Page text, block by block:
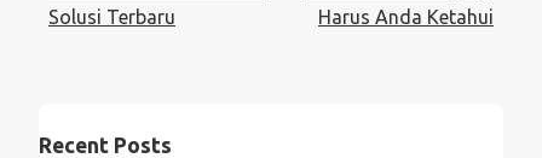
Solusi Terbaru
Harus Anda Ketahui
Recent Posts